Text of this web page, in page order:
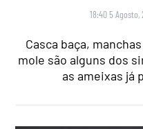
18:40 5 Agosto,
Casca baça,
mole são alguns dos
as ameixas já